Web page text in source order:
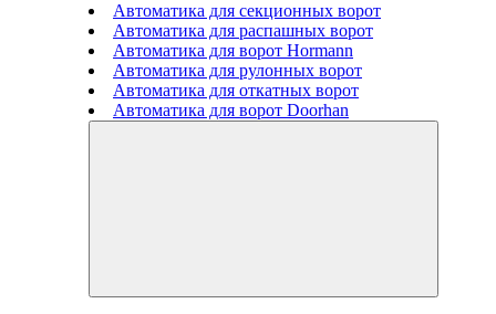
Автоматика для секционных ворот
Автоматика для распашных ворот
Автоматика для ворот Hormann
Автоматика для рулонных ворот
Автоматика для откатных ворот
Автоматика для ворот Doorhan